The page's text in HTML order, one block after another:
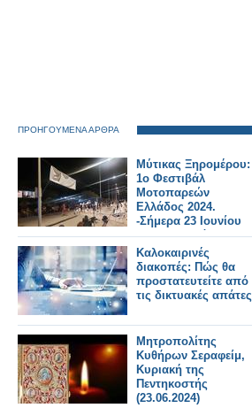
ΠΡΟΗΓΟΥΜΕΝΑ ΑΡΘΡΑ
Μύτικας Ξηρομέρου:
1ο Φεστιβάλ
Μοτοπαρεών
Ελλάδος 2024.
-Σήμερα 23 Ιουνίου
στον Αστακό.
Καλοκαιρινές
διακοπές: Πώς θα
προστατευτείτε από
τις δικτυακές απάτες
Μητροπολίτης
Κυθήρων Σεραφείμ,
Κυριακή της
Πεντηκοστής
(23.06.2024)